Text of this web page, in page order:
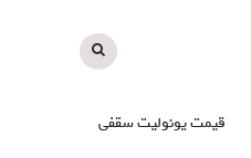
قیمت یونولیت سقفی